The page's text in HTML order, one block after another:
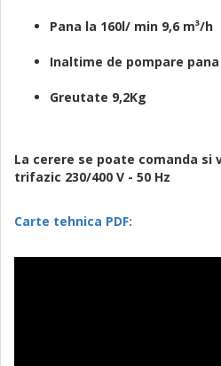
Pana la 160l/ min 9,6 m³/h
Inaltime de pompare pana
Greutate 9,2Kg
La cerere se poate comanda si
trifazic 230/400 V - 50 Hz
Carte tehnica PDF: